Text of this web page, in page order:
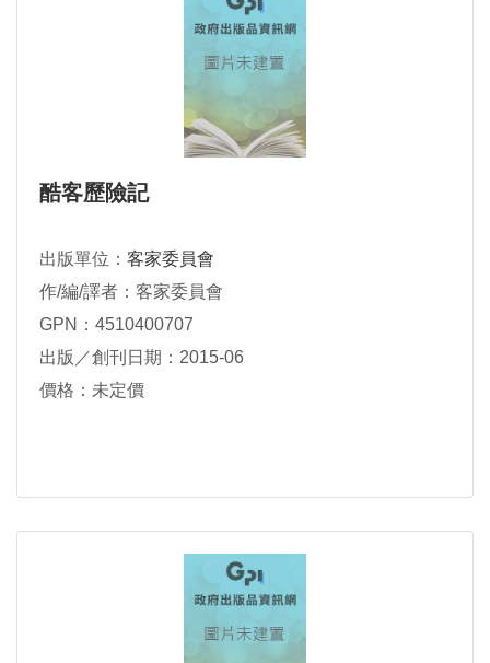
酷客歷險記
出版單位： 客家委員會
作/編/譯者：客家委員會
GPN：4510400707
出版／創刊日期：2015-06
價格：未定價